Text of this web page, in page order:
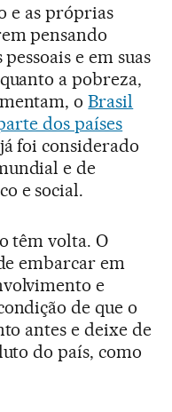
e as próprias
pensando
e em suas
a pobreza,
oBrasil
dos países
foi considerado
e de
e social.
têm volta. O
embarcar em
e
de que o
antes e deixe de
do país, como